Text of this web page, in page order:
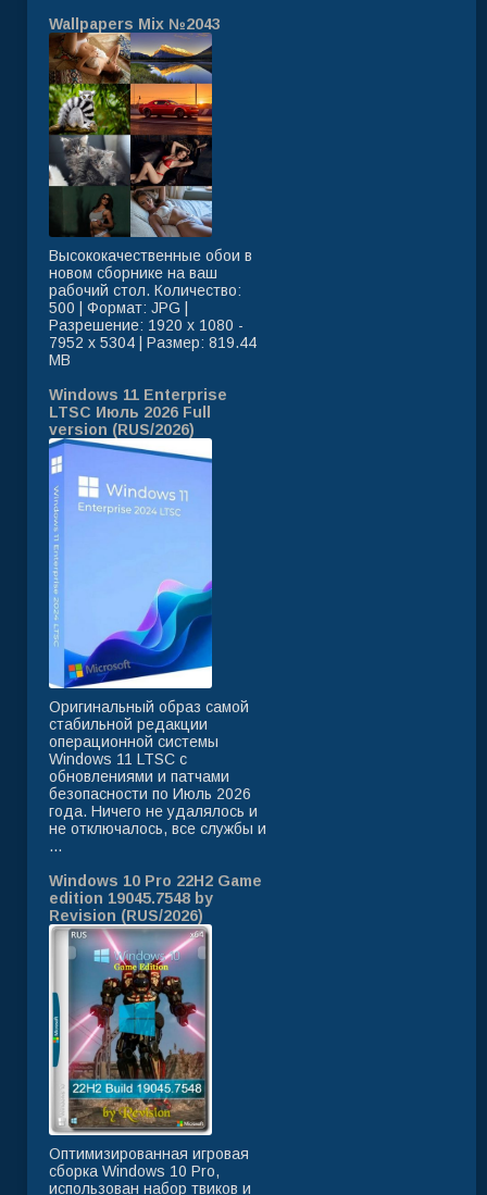
Wallpapers Mix №2043
Высококачественные обои в
новом сборнике на ваш
рабочий стол. Количество:
500 | Формат: JPG |
Разрешение: 1920 x 1080 -
7952 x 5304 | Размер: 819.44
MB
Windows 11 Enterprise
LTSC Июль 2026 Full
version (RUS/2026)
Оригинальный образ самой
стабильной редакции
операционной системы
Windows 11 LTSC с
обновлениями и патчами
безопасности по Июль 2026
года. Ничего не удалялось и
не отключалось, все службы и
...
Windows 10 Pro 22H2 Game
edition 19045.7548 by
Revision (RUS/2026)
Оптимизированная игровая
сборка Windows 10 Pro,
использован набор твиков и